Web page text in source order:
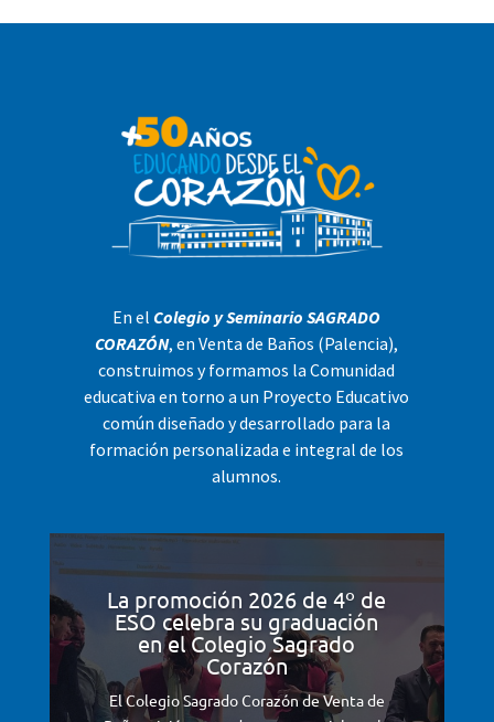
En el Colegio y Seminario SAGRADO
CORAZÓN, en Venta de Baños (Palencia),
construimos y formamos la Comunidad
educativa en torno a un Proyecto Educativo
común diseñado y desarrollado para la
formación personalizada e integral de los
alumnos.
La promoción 2026 de 4º de
ESO celebra su graduación
en el Colegio Sagrado
Corazón
El Colegio Sagrado Corazón de Venta de